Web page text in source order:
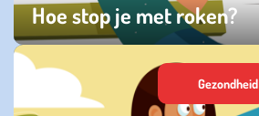
Hoe stop je met roken?
vrijdag 02 januari 2026
Gezondheid